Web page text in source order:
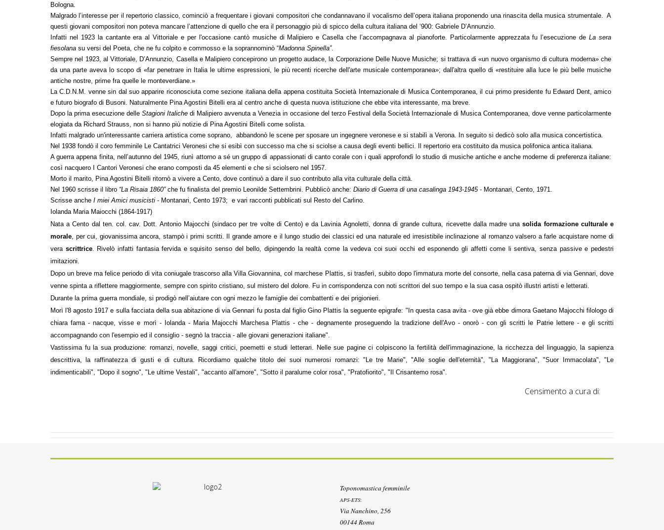
Bologna.
Malgrado l’interesse per il repertorio classico, cominciò a frequentare i giovani compositori che condannavano il vocalismo dell’opera italiana proponendo una rinascita della musica strumentale. A
questi giovani compositori non poteva mancare l’attenzione di quello che era il personaggio più di spicco della cultura italiana del ‘900: Gabriele D’Annunzio.
Infatti nel 1923 la cantante era al Vittoriale e per l'occasione cantò musiche di Malipiero e Casella che l’accompagnava al pianoforte. Particolarmente apprezzata fu l’esecuzione deLa sera
fiesolana su versi del Poeta, che ne fu colpito e commosso e la soprannominò “Madonna Spinella”.
Sempre nel 1923, al Vittoriale, D’Annunzio, Casella e Malipiero concepirono un progetto audace, la Corporazione Delle Nuove Musiche; si trattava di «un nuovo organismo di cultura moderna» che
da una parte aveva lo scopo di «far penetrare in Italia le ultime espressioni, le più recenti ricerche dell'arte musicale contemporanea»; dall'altra quello di «restituire alla luce le più belle musiche
antiche nostre, prime fra quelle le monteverdiane.»
La C.D.N.M. venne sin dal suo apparire riconosciuta come sezione italiana della appena costituita Società Internazionale di Musica Contemporanea, il cui primo presidente fu Edward Dent, amico
e futuro biografo di Busoni. Naturalmente Pina Agostini Bitelli era al centro anche di questa nuova istituzione che ebbe vita interessante, ma breve.
Dopo la prima esecuzione delleStagioni Italichedi Malipiero avvenuta a Venezia in occasione del terzo Festival della Società Internazionale di Musica Contemporanea, dove venne particolarmente
elogiata da Richard Strauss, non si hanno più notizie di Pina Agostini Bitelli come solista.
Infatti malgrado un'interessante carriera artistica come soprano, abbandonò le scene per sposare un ingegnere veronese e si stabilì a Verona. In seguito si dedicò solo alla musica concertistica.
Nel 1938 fondò il coro femminile Le Cantatrici Veronesi che si esibì con successo ma che si sciolse a causa degli eventi bellici. Il repertorio era costituito da musica polifonica antica italiana.
A guerra appena finita, nell’autunno del 1945, riunì attorno a sé un gruppo di appassionati di canto corale con i quali approfondì lo studio di musiche antiche e anche moderne di preferenza italiane:
così nacquero I Cantori Veronesi che erano composti da 45 elementi e che si sciolsero nel 1957.
Morto il marito, Pina Agostini Bitelli ritornò a vivere a Cento, dove continuò a dare il suo contributo alla vita culturale della città.
Nel 1960 scrisse il libro “La Risaia 1860” che fu finalista del premio Leonilde Settembrini. Pubblicò anche: Diario di Guerra di una casalinga 1943-1945 - Montanari, Cento, 1971.
Scrisse anche I miei Amici musicisti - Montanari, Cento 1973; e vari racconti pubblicati sul Resto del Carlino.
Iolanda Maria Maiocchi (1864-1917)
Nata a Cento dal ten. col. cav. Dott. Antonio Majocchi (sindaco per tre volte di Cento) e da Lavinia Agnoletti, donna di grande cultura, ricevette dalla madre unasolida formazione culturale e
morale , per cui, giovanissima ancora, stampò i primi scritti. Il grande amore e il lungo studio dei classici ed una naturale ed irresistibile inclinazione al romanzo valsero a farle acquistare nome di
vera scrittrice. Rivelò infatti fantasia fervida e squisito senso del bello, dipingendo la realtà come la vedeva coi suoi occhi ed esponendo gli affetti come li sentiva, senza passive e pedestri
imitazioni.
Dopo un breve ma felice periodo divita coniugale trascorso alla Villa Giovannina, col marchese Plattis , si trasferì, subito dopo l'immatura morte del consorte, nella casa paterna di via Gennari, dove
venne spinta a riflettere maggiormente, sempre con spirito cristiano, sul mistero del dolore. Fu in corrispondenza con noti scrittori del suo tempo e la sua casa ospitò illustri artisti e letterati.
Durante la prima guerra mondiale, si prodigò nell’aiutare con ogni mezzo le famiglie dei combattenti e dei prigionieri.
Morì l'8 agosto 1917e sulla facciata della sua abitazione di via Gennari fu posta dal figlio Gino Plattis la seguente epigrafe: "In questa casa avita - ove già ebbe dimora Gaetano Majocchi filologo di
chiara fama - nacque, visse e morì - Iolanda - Maria Majocchi Marchesa Plattis - che - degnamente proseguendo la tradizione dell'Avo - onorò - con gli scritti le Patrie lettere - e gli scritti
accompagnando con l'esempio ed il consiglio - segnò la traccia - alle giovani generazioni italiane".
Vastissima fu la suaproduzione: romanzi, novelle, saggi critici, poemetti e studi letterari. Nelle sue pagine ci colpiscono la fertilità dell'immaginazione, la ricchezza del linguaggio, la sapienza
descrittiva, la raffinatezza di gusti e di cultura. Ricordiamo qualche titolo dei suoi numerosi romanzi: "Le tre Marie", "Alle soglie dell'eternità", "La Maggiorana", "Suor Immacolata", "Le
indimenticabili", "Dopo il sogno", "Le ultime Vestali", "accanto all'amore", "Sotto il paralume color rosa", "Pratofiorito", "Il Crisantemo rosa".
Censimento a cura di:
Toponomastica femminile
APS-ETS:
Via Nanchino, 256
00144 Roma